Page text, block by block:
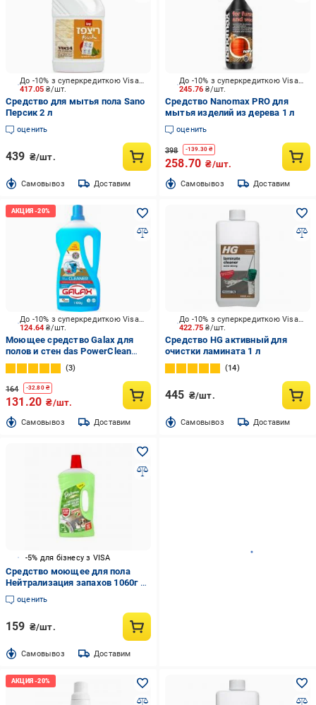
417.05₴/шт.
До -10% з суперкредиткою Visa Вигода
Средство для мытья пола Sano
Персик 2 л
оценить
439 ₴/шт.
Cамовывоз Доставим
245.76₴/шт.
До -10% з суперкредиткою Visa Вигода
Средство Nanomax PRO для
мытья изделий из дерева 1 л
оценить
398 -139.30₴
258.70 ₴/шт.
Cамовывоз Доставим
124.64₴/шт.
До -10% з суперкредиткою Visa Вигода
Моющее средство Galax для
полов и стен das PowerClean
Океанская свежесть 1 л
3
164 -32.80₴
131.20 ₴/шт.
Cамовывоз Доставим
422.75₴/шт.
До -10% з суперкредиткою Visa Вигода
Средство HG активный для
очистки ламината 1 л
14
445 ₴/шт.
Cамовывоз Доставим
-5% для бізнесу з VISA
Средство моющее для пола
Нейтрализация запахов 1060г 1
л
оценить
159 ₴/шт.
Cамовывоз Доставим